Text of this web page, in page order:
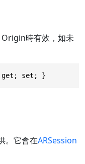
時有效，如未
{ get; set; }
。它會在ARSession